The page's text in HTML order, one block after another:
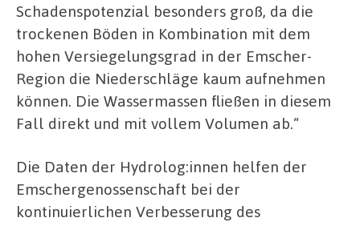
Schadenspotenzial besonders groß, da die
trockenen Böden in Kombination mit dem
hohen Versiegelungsgrad in der Emscher-
Region die Niederschläge kaum aufnehmen
können. Die Wassermassen fließen in diesem
Fall direkt und mit vollem Volumen ab.“
Die Daten der Hydrolog:innen helfen der
Emschergenossenschaft bei der
kontinuierlichen Verbesserung des